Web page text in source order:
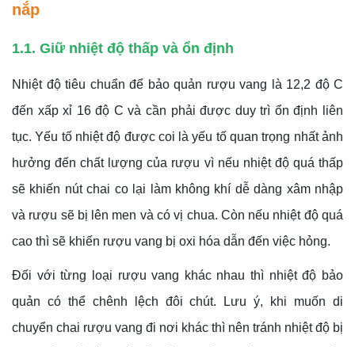
nắp
1.1. Giữ nhiệt độ thấp và ổn định
Nhiệt độ tiêu chuẩn để bảo quản rượu vang là 12,2 độ C
đến xấp xỉ 16 độ C và cần phải được duy trì ổn định liên
tục. Yếu tố nhiệt độ được coi là yếu tố quan trọng nhất ảnh
hưởng đến chất lượng của rượu vì nếu nhiệt độ quá thấp
sẽ khiến nút chai co lại làm không khí dễ dàng xâm nhập
và rượu sẽ bị lên men và có vị chua. Còn nếu nhiệt độ quá
cao thì sẽ khiến rượu vang bị oxi hóa dẫn đến việc hỏng.
Đối với từng loại rượu vang khác nhau thì nhiệt độ bảo
quản có thể chênh lệch đôi chút. Lưu ý, khi muốn di
chuyển chai rượu vang đi nơi khác thì nên tránh nhiệt độ bị